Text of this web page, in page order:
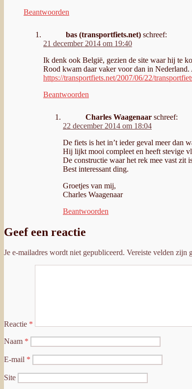
Beantwoorden
bas (transportfiets.net) schreef:
21 december 2014 om 19:40
Ik denk ook België, gezien de site waar hij te
Rood kwam daar vaker voor dan in Nederland.
https://transportfiets.net/2007/06/22/
Beantwoorden
Charles Waagenaar schreef:
22 december 2014 om 18:04
De fiets is het in’t ieder geval meer dan
Hij lijkt mooi compleet en heeft stevige
De constructie waar het rek mee vast zit
Best interessant ding.
Groetjes van mij,
Charles Waagenaar
Beantwoorden
Geef een reactie
Je e-mailadres wordt niet gepubliceerd. Vereiste velden zijn
Reactie *
Naam *
E-mail *
Site